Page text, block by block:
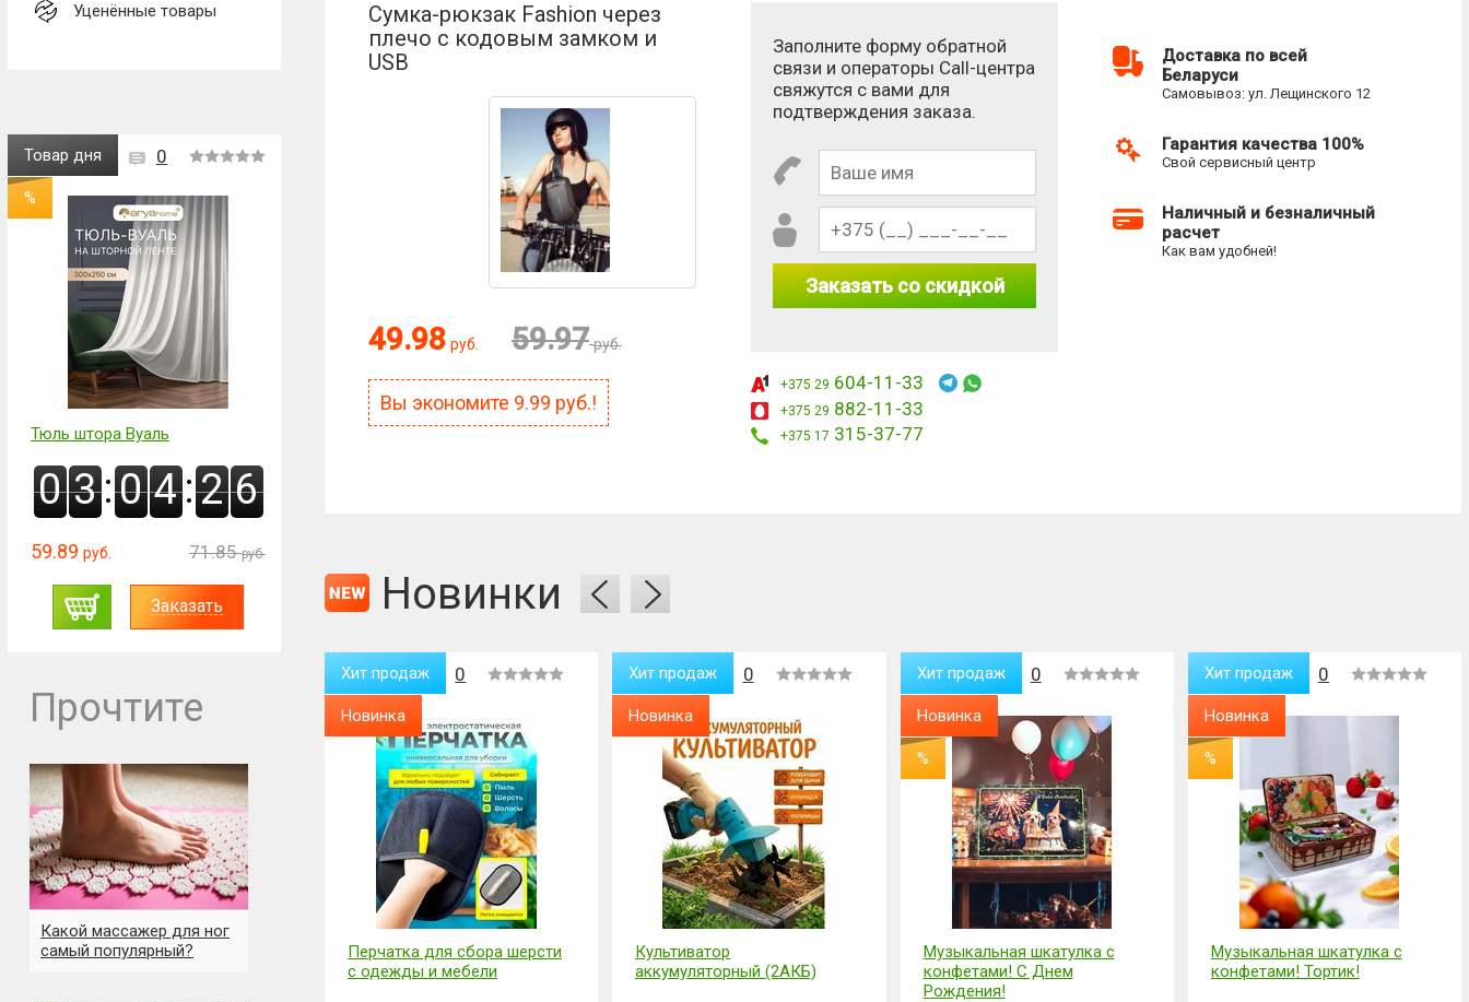
Уценённые товары
0
Товар дня
%
Тюль штора Вуаль
0 3:0 4:2 5
59.89 руб. 71.85 руб.
Заказать
Прочтите
Какой массажер для ног
самый популярный?
Антиспам:
Сколько будет 1 × 2?
Сумка-рюкзак Fashion через
плечо с кодовым замком и
USB
49.98 руб. 59.97 руб.
Вы экономите 9.99 руб.!
Заполните форму обратной
связи и операторы Call-центра
свяжутся с вами для
подтверждения заказа.
Заказать со скидкой
+375 29 604-11-33
+375 29 882-11-33
+375 17 315-37-77
Доставка по всей
Беларуси
Самовывоз: ул. Лещинского 12
Гарантия качества 100%
Свой сервисный центр
Наличный и безналичный
расчет
Как вам удобней!
Новинки
Новинка
Обогреватель настенный 2
0
Хит продаж
Новинка
Перчатка для сбора шерсти
с одежды и мебели
0
Хит продаж
Новинка
Культиватор
аккумуляторный (2АКБ)
0
Хит продаж
Новинка
%
Музыкальная шкатулка с
конфетами! С Днем
Рождения!
0
Хит продаж
Новинка
%
Музыкальная шкатулка с
конфетами! Тортик!